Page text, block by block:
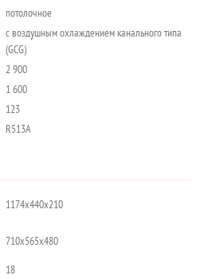
потолочное
с воздушным охлаждением канального типа
(GCG)
2 900
1 600
123
R513A
1174х440х210
710х565х480
18